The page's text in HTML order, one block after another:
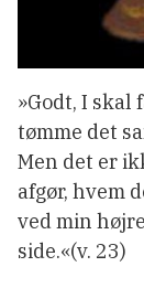
»Godt, I skal
tømme det
Men det er
afgør, hvem
ved min
side.«(v. 23)